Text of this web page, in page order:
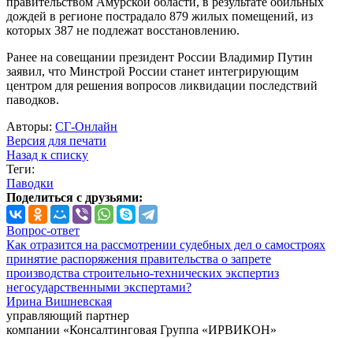
дождей в регионе пострадало 879 жилых помещений, из
которых 387 не подлежат восстановлению.
Ранее на совещании президент России Владимир Путин
заявил, что Минстрой России станет интегрирующим
центром для решения вопросов ликвидации последствий
паводков.
Авторы: СГ-Онлайн
Версия для печати
Назад к списку
Теги:
Паводки
Поделиться с друзьями:
Вопрос-ответ
Как отразится на рассмотрении судебных дел о самостроях
принятие распоряжения правительства о запрете
производства строительно-технических экспертиз
негосударственными экспертами?
Ирина Вишневская
управляющий партнер
компании «Консалтинговая Группа «ИРВИКОН»